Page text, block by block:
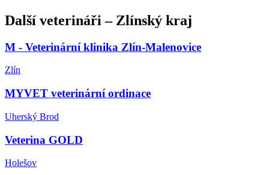
Další veterináři – Zlínský kraj
M - Veterinární klinika Zlín-Malenovice
Zlín
MYVET veterinární ordinace
Uherský Brod
Veterina GOLD
Holešov